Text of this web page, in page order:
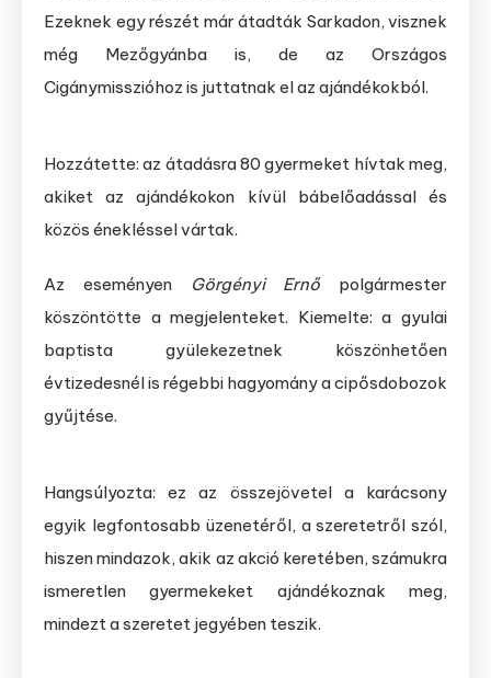
Ezeknek egy részét már átadták Sarkadon, visznek
még Mezőgyánba is, de az Országos
Cigánymisszióhoz is juttatnak el az ajándékokból.
Hozzátette: az átadásra 80 gyermeket hívtak meg,
akiket az ajándékokon kívül bábelőadással és
közös énekléssel vártak.
Az eseményen Görgényi Ernőpolgármester
köszöntötte a megjelenteket. Kiemelte: a gyulai
baptista gyülekezetnek köszönhetően
évtizedesnél is régebbi hagyomány a cipősdobozok
gyűjtése.
Hangsúlyozta: ez az összejövetel a karácsony
egyik legfontosabb üzenetéről, a szeretetről szól,
hiszen mindazok, akik az akció keretében, számukra
ismeretlen gyermekeket ajándékoznak meg,
mindezt a szeretet jegyében teszik.